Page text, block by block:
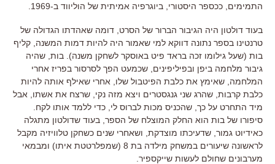
התמימים, ככספר היסטורי, ביוגרפיה אמיתית של הוליווד ב-1969.
בעוד דולטון היה הגיבור הברור של הסרט דומה שאהדתו הגדולה של
טרנטינו בספר נתונה דווקא למי שאמור היה להיות דמות המשנה קליף
בות (שעל גילומו זכה בראד פיט באוסקר לשחקן משנה). בות שהיה
גיבור מלחמה ביפן ובפיליפינים שכמעט הפך לסרסור בפריז אחרי
המלחמה שאימץ את כלבת הפיטבול שלו
אחרי שאילף אותה להיות
כלבת קרבות שהרג שני גנגסטרים ויצא מזה נקי שרצח את אשתו
אבל
מיד התחרט על כך שהכניס מכות לברוס לי כדי ללמד אותו לקח
סיפורו של בות הוא החלק המוצלח של הספר בעוד שדולטון מתגלה
כאידיוט גמור שדעיכתו מוצדקת ושאחרי שנים כשחקן טלוויזיה מקבל
לראשונה שיעורים במשחק מילדה בת 8 ( שמפלרטטת איתו) ומבמאי
מערבונים שחולם לעשות שייקספיר